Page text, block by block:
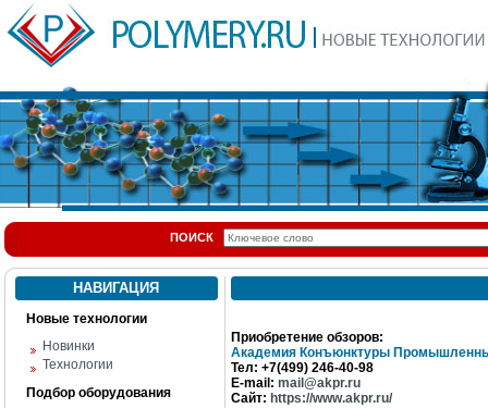
ПОИСК
НАВИГАЦИЯ
Новые технологии
Новинки
Технологии
Подбор оборудования
Приобретение обзоров:
Академия Конъюнктуры
Тел: +7(499) 246-40-98
E-mail: mail@akpr.ru
Сайт: https://www.akpr.ru/